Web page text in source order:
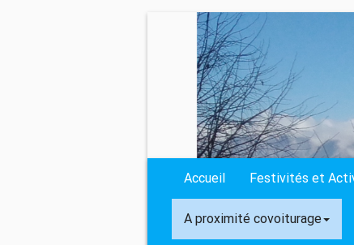
Accueil Festivités et
A proximité covoiturage